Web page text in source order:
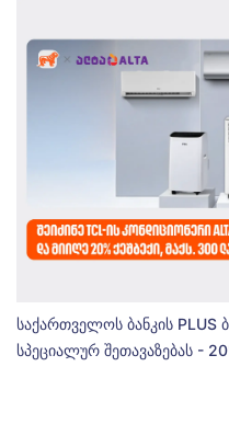
საქართველოს ბანკის
სპეციალურ შეთავაზებას -